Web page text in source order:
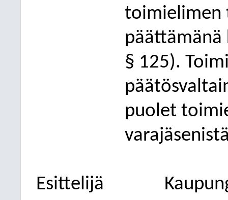
toimielimen
päättämänä
§ 125).
puolet
Esittelijä